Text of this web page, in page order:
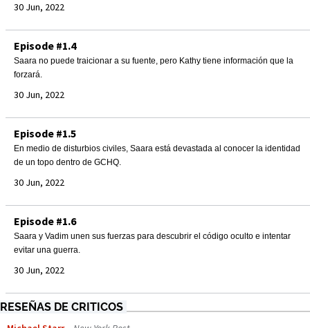
30 Jun, 2022
Episode #1.4
Saara no puede traicionar a su fuente, pero Kathy tiene información que la
forzará.
30 Jun, 2022
Episode #1.5
En medio de disturbios civiles, Saara está devastada al conocer la identidad
de un topo dentro de GCHQ.
30 Jun, 2022
Episode #1.6
Saara y Vadim unen sus fuerzas para descubrir el código oculto e intentar
evitar una guerra.
30 Jun, 2022
RESEÑAS DE CRITICOS